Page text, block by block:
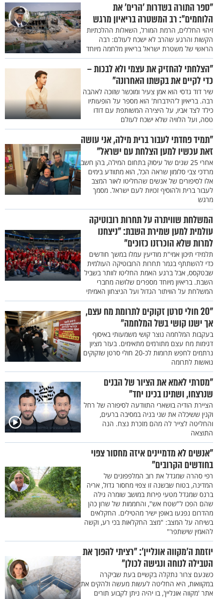
"ספר התורה בשדרות 'הרים' את
הלוחמים": רב המשטרה בריאיון מרגש
זיהוי החללים, הרמת המורל, השאלות ההלכתיות
הקשות והרגע שהרב לא ישכח לעולם: רבה
הראשי של משטרת ישראל בריאיון מלחמה מיוחד
"הצלחתי להחזיק את עצמי ולא לבכות –
כדי לקיים את בקשתו האחרונה"
שיר דוד גדסי הוא אמן צעיר ומוכשר שזוכה לאהבה
רבה. בריאיון ל'הידברות' הוא מספר על הופעותיו
כילד לצד אביו, על היצירה המשותפת עם דודו
טסה, ועל הלוויה שלא ישכח לעולם
"תמיד פחדתי לעבור ברית מילה, אני עושה
זאת עכשיו למען הצלחת עם ישראל"
אחרי 25 שנים של עיסוק בתחום המילה, בהן חשב
מרדכי צבי סלומון שראה הכל, הוא מתוודע בימים
אלו לסיפורים של אנשים שהחליטו לאור המצב
לעבור ברית ולהוסיף זכויות לעם ישראל. מסמך
מרגש
המשלחת שוויתרה על תחרות רובוטיקה
עולמית למען שמירת השבת: "ניצחנו
למרות שלא הוכרזנו כזוכים"
תלמידי תיכון אמי"ת מודיעין עמלו במשך חודשים
כדי להשתתף בגמר תחרות הרובוטיקה העולמית
שבטקסס, אבל ברגע האמת החליטו לוותר בשביל
השבת. בריאיון מיוחד מספרים שלושה מחברי
המשלחת על הוויתור הגדול ועל הניצחון האמיתי
"20 חולי סרטן זקוקים לתרומת מח עצם,
אך ישנו קושי בשל המלחמה"
בעקבות המלחמה נוצר קושי משמעותי באיסוף
דגימות מח עצם מתורמים מתאימים. בעזר מציון
נרתמים לחפש תרומות לכ-20 חולי סרטן שזקוקים
נואשות לתרומה
"מסרתי לאמא את הציור של הבנים
שנרצחו, ושתינו בכינו יחד"
הציירת הודיה בושארי התוודעה לסיפורה של רחל
וקנין ששיכלה את שני בניה במסיבה ברעים,
והחליטה לצייר לה מהם מזכרת נצח. הנה
התוצאה
"אנשים לא מדמיינים איזה מחסור צפוי
בחודשים הקרובים"
רפי סהרה שמגדל את רוב המלפפונים של
המדינה, בטוח שבשנה זו צפוי מחסור גדול, אריה
ברנס שמגדל מטעי פירות במושב שומרה גילה
שהם הפכו ל"שטח אש", והחממות של שרון כהן
מהדרום נפגעו באופן ישיר מהטילים. החקלאים
בשיחה על המצב: "מצב החקלאות בכי רע, וקשה
להאמין שישתפר"
יוזמת ה'מקווה אונליין': "רציתי להפוך את
הטבילה לנוחה ונגישה לכולן"
כשנעם צרור נתקלה בקשיים בעת שביקרה
במקוואות, היא החליטה לעשות מעשה ולהקים את
אתר 'מקווה אונליין', בו יהיה ניתן לקבוע תורים